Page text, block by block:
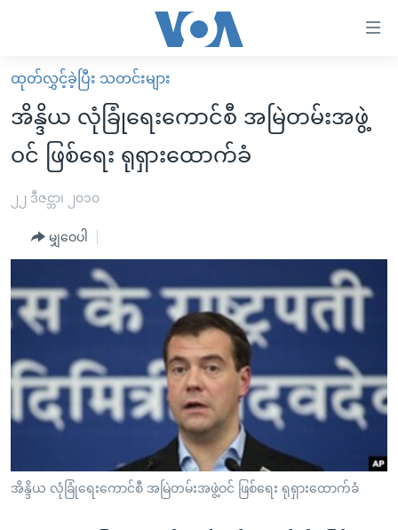
လွယ်ကူ
စေ
သည့်
များ
အကြောင်းအရာ
ကျော်
ကြည့်
ပင်မ
ညွန်း
သို့
ကျော်
မူလစာမျက်နှာ
မြန်မာ
ကမ္ဘာ့သတင်းများ
နိုင်ငံတကာ
အစ္စရေး-ပါလက်စတိုင်း
ဗွီဒီယို
ရပ်ဝန်းတခု လမ်းတခု အလွန်
အင်္ဂလိပ်စာလေ့လာမယ်
အမေရိကန်သုံးအီဒီယံ
ရုပ်ရှင်ထဲက အင်္ဂလိပ်စာ
သုတပဒေသာ အင်္ဂလိပ်စာ
အပတ်စဉ်ကဏ္ဍများ
တီဗွီ
ရေဒီယိုနှင့်ရုပ်သံ အချက်အလက်များ
ရေဒီယို/တီဗွီအစီအစဉ်
Learning English
ဗွီအိုအေ လူမှုကွန်ယက်များ
ထုတ်လွှင့်ခဲ့ပြီး သတင်းများ
အိန္ဒိယ လုံခြုံရေးကောင်စီ အမြဲတမ်းအဖွဲ့
ဝင် ဖြစ်ရေး ရုရှားထောက်ခံ
၂၂ ဒီဇင္ဘာ၊ ၂၀၁၀
မျှဝေပါ
အိန္ဒိယ လုံခြုံရေးကောင်စီ အမြဲတမ်းအဖွဲ့ဝင် ဖြစ်ရေး ရုရှားထောက်ခံ